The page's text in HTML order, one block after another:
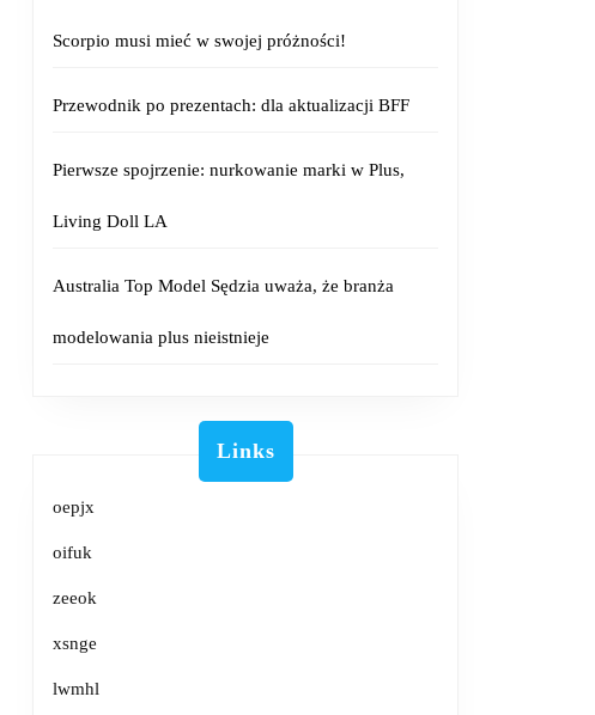
Scorpio musi mieć w swojej próżności!
Przewodnik po prezentach: dla aktualizacji BFF
Pierwsze spojrzenie: nurkowanie marki w Plus,
Living Doll LA
Australia Top Model Sędzia uważa, że branża
modelowania plus nieistnieje
Links
oepjx
oifuk
zeeok
xsnge
lwmhl